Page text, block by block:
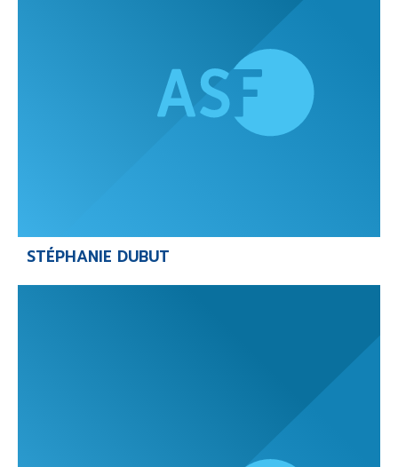
STÉPHANIE DUBUT